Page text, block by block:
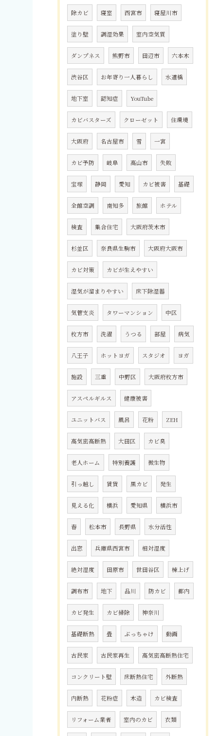
除カビ 寝室 西宮市 寝屋川市
塗り壁 調湿効果 室内空気質
ダンプネス 熊野市 田辺市 六本木
渋谷区 お年寄り一人暮らし 水道橋
地下室 認知症 YouTube
カビバスターズ クローゼット 住環境
大阪府 名古屋市 雪 一宮
カビ予防 岐阜 高山市 失敗
宝塚 静岡 愛知 カビ被害 基礎
全館空調 南知多 旅館 ホテル
検査 集合住宅 大阪府茨木市
杉並区 奈良県生駒市 大阪府大阪市
カビ対策 カビが生えやすい
湿気が溜まりやすい 床下除湿器
気管支炎 タワーマンション 中区
枚方市 洗濯 うつる 部屋 病気
八王子 ホットヨガ スタジオ ヨガ
施設 三重 中野区 大阪府枚方市
アスペルギルス 健康被害
ユニットバス 風呂 花粉 ZEH
高気密高断熱 大田区 カビ臭
老人ホーム 特別養護 微生物
引っ越し 賃貸 黒カビ 発生
見える化 横浜 愛知県 横浜市
春 松本市 長野県 水分活性
出窓 兵庫県西宮市 相対湿度
絶対湿度 田原市 世田谷区 棟上げ
調布市 地下 品川 防カビ 都内
カビ発生 カビ掃除 神奈川
基礎断熱 畳 ぶっちゃけ 動画
古民家 古民家再生 高気密高断熱住宅
コンクリート壁 床断熱住宅 外断熱
内断熱 花粉症 木造 カビ検査
リフォーム業者 室内のカビ 衣類